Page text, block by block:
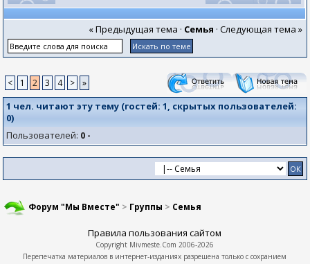
« Предыдущая тема · Семья · Следующая тема »
< 1 2 3 4 > »
1 чел. читают эту тему (гостей:1, скрытых пользователей:
0)
Пользователей: 0 -
Форум "Мы Вместе" > Группы > Семья
Правила пользования сайтом
Copyright Mivmeste.Com 2006-2026
Перепечатка материалов в интернет-изданиях разрешена только с сохранием